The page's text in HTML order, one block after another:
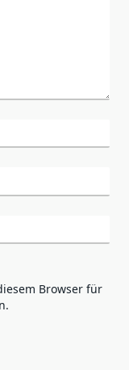
Browser für